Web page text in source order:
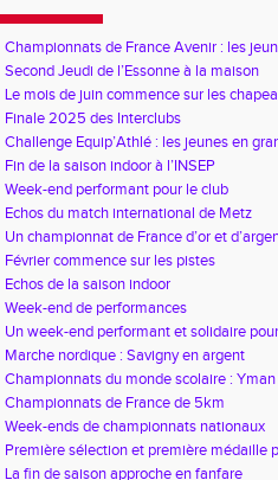
Championnats de France Avenir : les
Second Jeudi de l’Essonne à la maison
Le mois de juin commence sur les
Finale 2025 des Interclubs
Challenge Equip’Athlé : les jeunes en
Fin de la saison indoor à l’INSEP
Week-end performant pour le club
Echos du match international de Metz
Un championnat de France d’or et
Février commence sur les pistes
Echos de la saison indoor
Week-end de performances
Un week-end performant et solidaire
Marche nordique : Savigny en argent
Championnats du monde scolaire :
bronze
Championnats de France de 5km
Week-ends de championnats nationaux
Première sélection et première médaille
La fin de saison approche en fanfare